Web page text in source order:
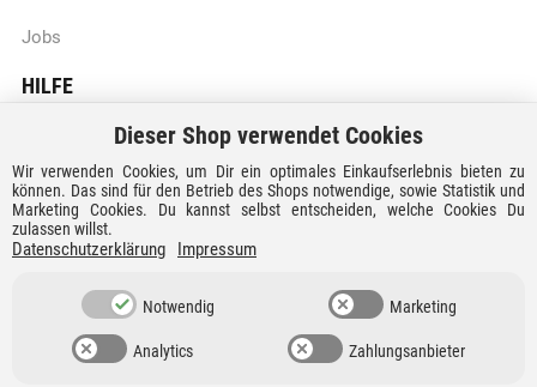
Jobs
HILFE
Batteriegesetzhinweise
Vertrag widerrufen
Versandkosten und Lieferzeiten
Zahlungsarten
Dieser Shop verwendet Cookies
Wir verwenden Cookies, um Dir ein optimales Einkaufserlebnis bieten zu
können. Das sind für den Betrieb des Shops notwendige, sowie Statistik und
Marketing Cookies. Du kannst selbst entscheiden, welche Cookies Du
zulassen willst.
Datenschutzerklärung Impressum
Notwendig Marketing
Analytics Zahlungsanbieter